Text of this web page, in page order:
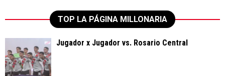
TOP LA PÁGINA MILLONARIA
Jugador x Jugador vs. Rosario Central